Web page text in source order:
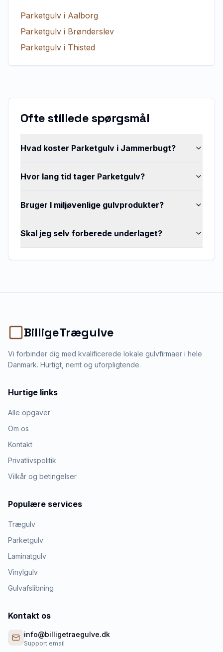
Parketgulv i Aalborg
Parketgulv i Brønderslev
Parketgulv i Thisted
Ofte stillede spørgsmål
Hvad koster Parketgulv i Jammerbugt?
Hvor lang tid tager Parketgulv?
Bruger I miljøvenlige gulvprodukter?
Skal jeg selv forberede underlaget?
BilligeTrægulve
Vi forbinder dig med kvalificerede lokale gulvfirmaer i hele
Danmark. Hurtigt, nemt og uforpligtende.
Hurtige links
Alle opgaver
Om os
Kontakt
Privatlivspolitik
Vilkår og betingelser
Populære services
Trægulv
Parketgulv
Laminatgulv
Vinylgulv
Gulvafslibning
Kontakt os
info@billigetraegulve.dk
Support email